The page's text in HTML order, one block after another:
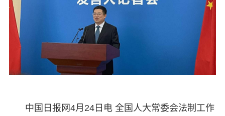
中国日报网4月24日电 全国人大常委会法制工作